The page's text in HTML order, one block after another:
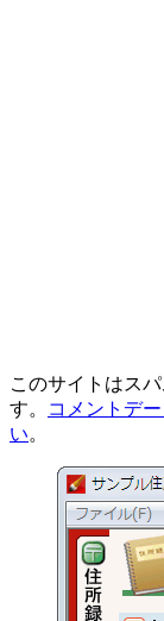
このサイトはス
す。
コメントデ
い。